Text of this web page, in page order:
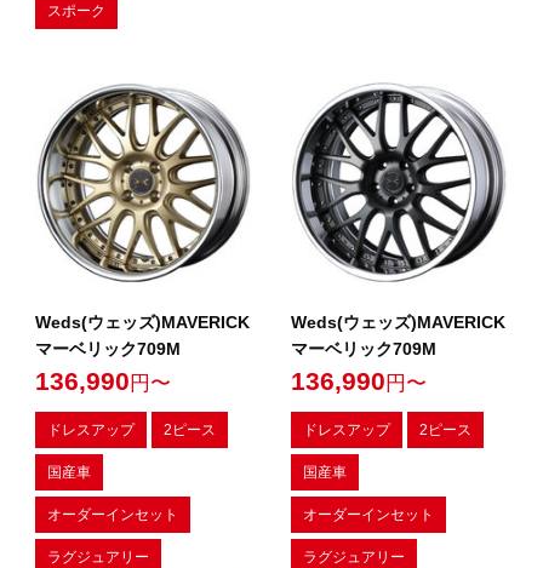
スポーク
Weds(ウェッズ)MAVERICK
マーベリック709M
136,990 円〜
ドレスアップ 2ピース
国産車
オーダーインセット
ラグジュアリー
Weds(ウェッズ)MAVERICK
マーベリック709M
136,990 円〜
ドレスアップ 2ピース
国産車
オーダーインセット
ラグジュアリー